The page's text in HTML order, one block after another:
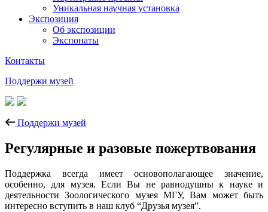
Уникальная научная установка
Экспозиция
Об экспозиции
Экспонаты
Контакты
Поддержи музей
Поддержи музей
Регулярные и разовые пожертвования
Поддержка всегда имеет основополагающее значение,
особенно, для музея. Если Вы не равнодушны к науке и
деятельности Зоологического музея МГУ, Вам может быть
интересно вступить в наш клуб “Друзья музея”.